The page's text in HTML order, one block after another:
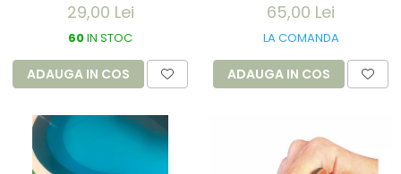
din CPE - albastru
41x15 cm, 25 my
unica folosinta - 100
buc
29,00 Lei
60IN STOC
ADAUGA IN COS
90x100cm - culoare
alb
65,00 Lei
LA COMANDA
ADAUGA IN COS